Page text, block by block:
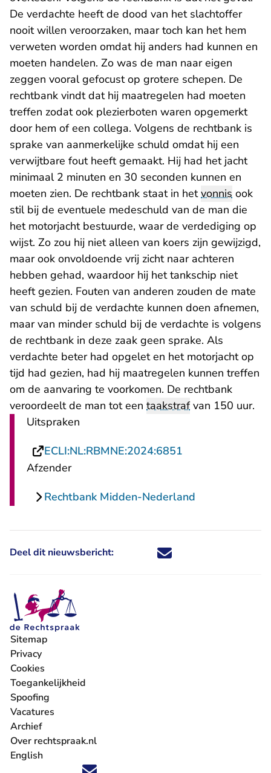
De verdachte heeft de dood van het slachtoffer
nooit willen veroorzaken, maar toch kan het hem
verweten worden omdat hij anders had kunnen en
moeten handelen. Zo was de man naar eigen
zeggen vooral gefocust op grotere schepen. De
rechtbank vindt dat hij maatregelen had moeten
treffen zodat ook plezierboten waren opgemerkt
door hem of een collega. Volgens de rechtbank is
sprake van aanmerkelijke schuld omdat hij een
verwijtbare fout heeft gemaakt. Hij had het jacht
minimaal 2 minuten en 30 seconden kunnen en
moeten zien. De rechtbank staat in hetvonnis ook
stil bij de eventuele medeschuld van de man die
het motorjacht bestuurde, waar de verdediging op
wijst. Zo zou hij niet alleen van koers zijn gewijzigd,
maar ook onvoldoende vrij zicht naar achteren
hebben gehad, waardoor hij het tankschip niet
heeft gezien. Fouten van anderen zouden de mate
van schuld bij de verdachte kunnen doen afnemen,
maar van minder schuld bij de verdachte is volgens
de rechtbank in deze zaak geen sprake. Als
verdachte beter had opgelet en het motorjacht op
tijd had gezien, had hij maatregelen kunnen treffen
om de aanvaring te voorkomen. De rechtbank
veroordeelt de man tot een taakstrafvan 150 uur.
Uitspraken
ECLI:NL:RBMNE:2024:6851
Afzender
Rechtbank Midden-Nederland
Deel dit nieuwsbericht: Deel dit nieuwsbericht via X -
Deel dit nieuwsbericht via
Deel dit nieuwsbericht
Deel dit
Volg ons op X (Twitter) - U verlaat Rechtspraak.nl
Volg ons op Facebook - U verlaat Rechtspraak.nl
Volg ons op Instagram - U verlaat Rechtspraak.nl
Volg ons op Youtube - U verlaat Rechtspraak.nl
Volg ons op LinkedIn - U verlaat
'Blijf op de hoogte' nieuwsbrief - U verlaat
Sitemap
Privacy
Cookies
Toegankelijkheid
Spoofing
Vacatures
- U verlaat Rechtspraak.nl
Archief
Over rechtspraak.nl
English